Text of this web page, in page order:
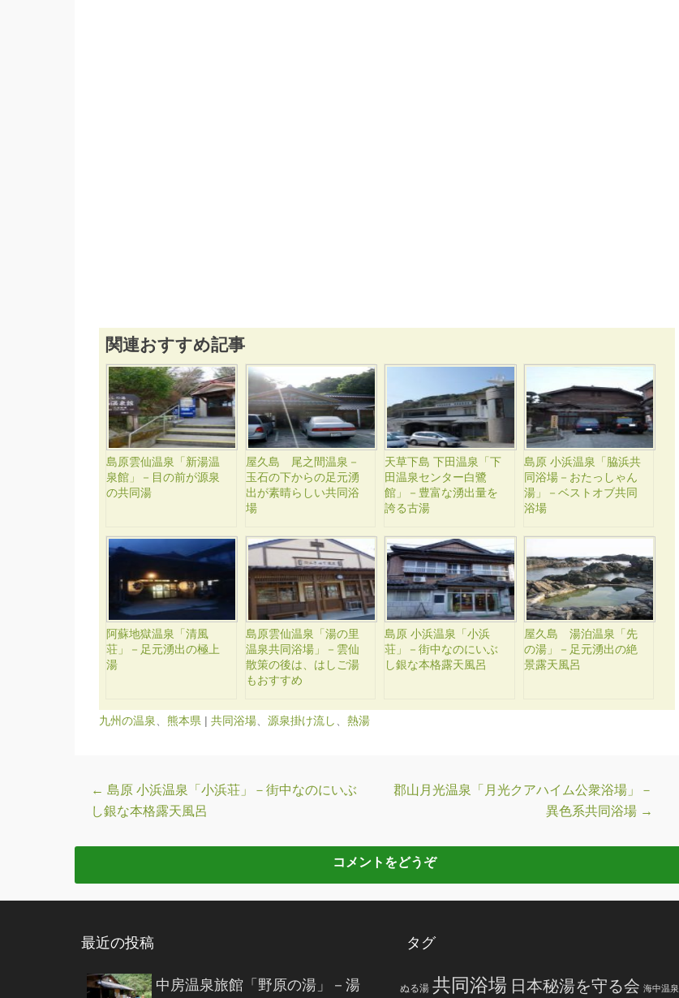
関連おすすめ記事
島原雲仙温泉「新湯温
泉館」－目の前が源泉
の共同湯
屋久島 尾之間温泉－
玉石の下からの足元湧
出が素晴らしい共同浴
場
天草下島 下田温泉「下
田温泉センター白鷺
館」－豊富な湧出量を
誇る古湯
島原 小浜温泉「脇浜共
同浴場－おたっしゃん
湯」－ベストオブ共同
浴場
阿蘇地獄温泉「清風
荘」－足元湧出の極上
湯
島原雲仙温泉「湯の里
温泉共同浴場」－雲仙
散策の後は、はしご湯
もおすすめ
島原 小浜温泉「小浜
荘」－街中なのにいぶ
し銀な本格露天風呂
屋久島 湯泊温泉「先
の湯」－足元湧出の絶
景露天風呂
九州の温泉 熊本県 | 共同浴場 源泉掛け流し 熱湯
投稿ナビゲーション
← 島原 小浜温泉「小浜荘」－街中なのにいぶ
し銀な本格露天風呂
郡山月光温泉「月光クアハイム公衆浴場」－
異色系共同浴場 →
最近の投稿
中房温泉旅館「野原の湯」－湯
タグ
ぬる湯 共同浴場 日本秘湯を守る会 海中温泉